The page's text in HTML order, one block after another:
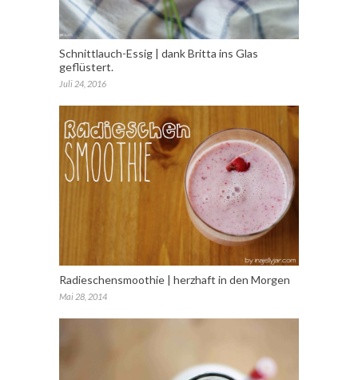
Schnittlauch-Essig | dank Britta ins Glas
geflüstert.
Juli 24, 2016
Radieschensmoothie | herzhaft in den Morgen
Mai 28, 2014